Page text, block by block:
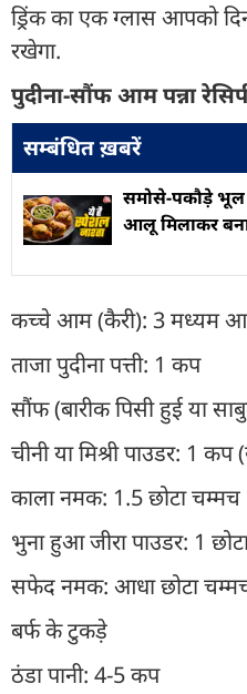
ड्रिंक का एक ग्लास आपको
रखेगा.
पुदीना-सौंफ आम पन्ना
सम्बंधित ख़बरें
समोसे-पकौड़े
आलू मिलाकर
कच्चे आम (कैरी): 3 मध्यम
ताजा पुदीना पत्ती: 1 कप
सौंफ (बारीक पिसी हुई या
चीनी या मिश्री पाउडर: 1 कप
काला नमक: 1.5 छोटा चम्मच
भुना हुआ जीरा पाउडर: 1
सफेद नमक: आधा छोटा
बर्फ के टुकड़े
ठंडा पानी: 4-5 कप